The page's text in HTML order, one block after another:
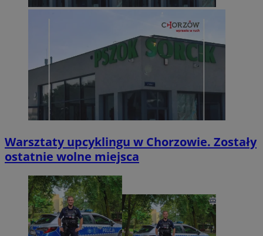
Warsztaty upcyklingu w Chorzowie. Zostały
ostatnie wolne miejsca